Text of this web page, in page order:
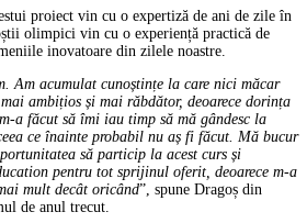
proiect vin cu o expertiză de ani de zile în
olimpici vin cu o experiență practică de
inovatoare din zilele noastre.
Am acumulat cunoștințe la care nici măcar
ambițios și mai răbdător, deoarece dorința
a făcut să îmi iau timp să mă gândesc la
ce înainte probabil nu aș fi făcut. Mă bucur
să particip la acest curs și
pentru tot sprijinul oferit, deoarece m-a
mult decât oricând”, spune Dragoș din
de anul trecut.